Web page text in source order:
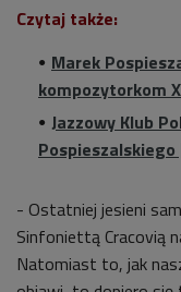
Czytaj także:
Marek
kompozytorkom
Jazzowy Klub
Pospieszalskiego
- Ostatniej jesieni
Sinfoniettą Cracovią
Natomiast to, jak